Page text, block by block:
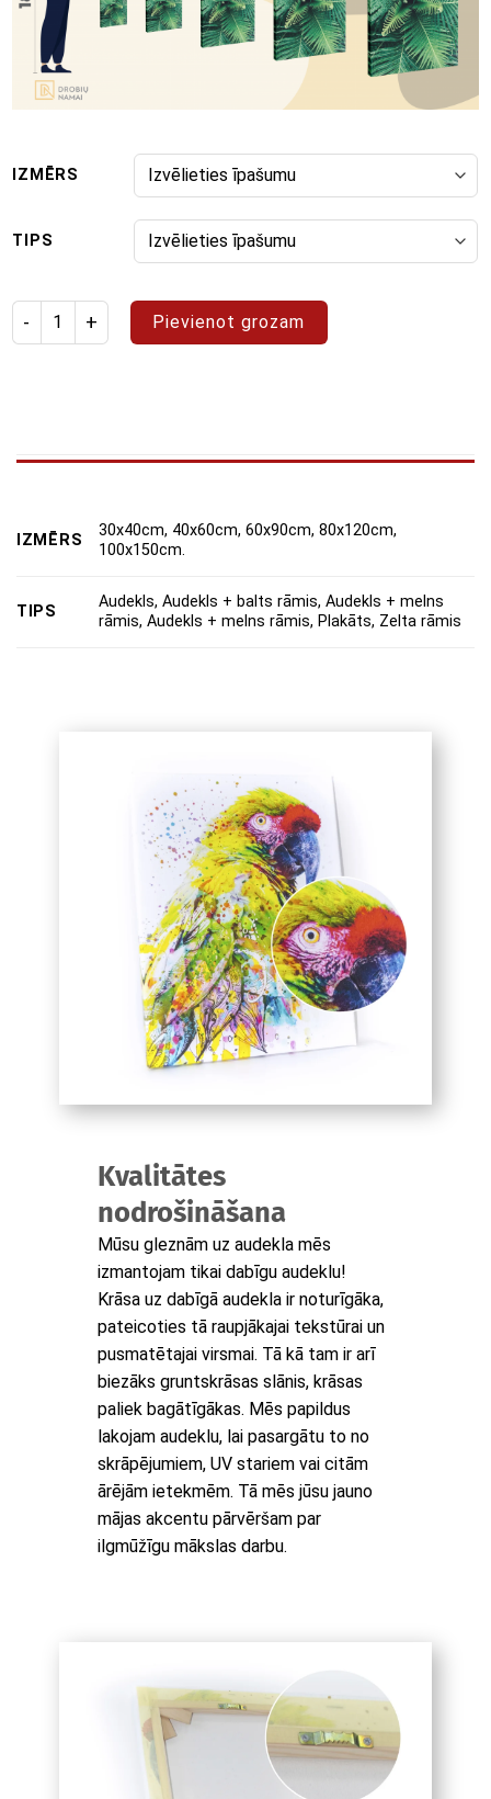
IZMĒRS
TIPS
Produkta daudzums: glezna "Rainbow"
Pievienot grozam
IZMĒRS
30x40cm, 40x60cm, 60x90cm, 80x120cm,
100x150cm.
TIPS
Audekls, Audekls + balts rāmis, Audekls + melns
rāmis, Audekls + melns rāmis, Plakāts, Zelta rāmis
Kvalitātes
nodrošināšana
Mūsu gleznām uz audekla mēs
izmantojam tikai dabīgu audeklu!
Krāsa uz dabīgā audekla ir noturīgāka,
pateicoties tā raupjākajai tekstūrai un
pusmatētajai virsmai. Tā kā tam ir arī
biezāks gruntskrāsas slānis, krāsas
paliek bagātīgākas. Mēs papildus
lakojam audeklu, lai pasargātu to no
skrāpējumiem, UV stariem vai citām
ārējām ietekmēm. Tā mēs jūsu jauno
mājas akcentu pārvēršam par
ilgmūžīgu mākslas darbu.